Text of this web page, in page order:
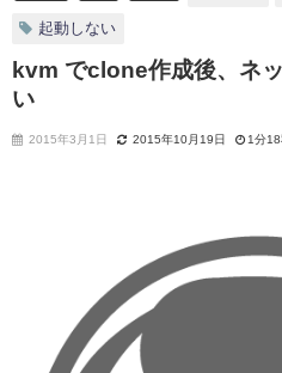
起動しない
kvm でclone作成後、ネ
い
2015年3月1日 2015年10月19日 1分18